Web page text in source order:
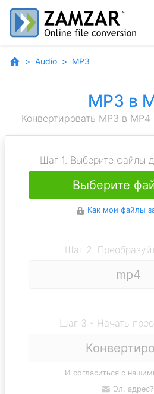
Audio MP3
MP3 в
Конвертировать MP3 в
Шаг 1. Выберите файлы
Выберите
Как мои файлы
Шаг 2.
Шаг 3 - Начать
И согласиться с
Эл. адрес?